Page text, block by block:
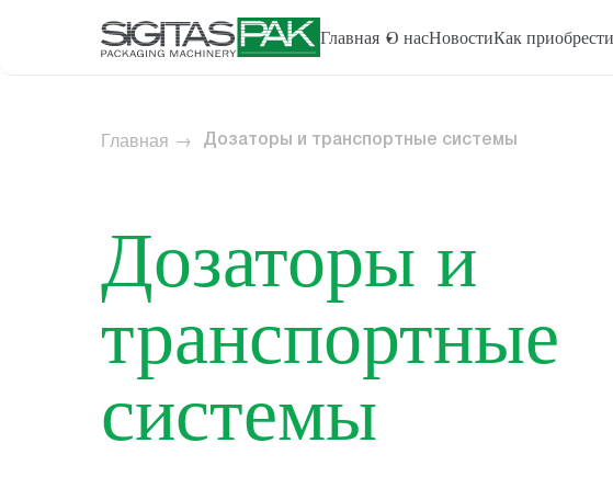
Главная О насНовостиКак приобрести
Главная Дозаторы и транспортные системы
→
Дозаторы и
транспортные
системы